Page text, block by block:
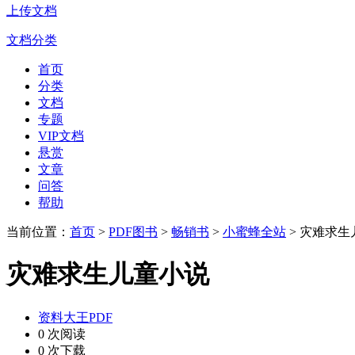
上传文档
文档分类
首页
分类
文档
专题
VIP文档
悬赏
文章
问答
帮助
当前位置： 首页 > PDF图书 > 畅销书 > 小蜜蜂全站 > 灾难求生
灾难求生儿童小说
资料大王PDF
0 次阅读
0 次下载